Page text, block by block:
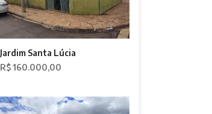
Jardim Santa Lúcia
R$ 160.000,00